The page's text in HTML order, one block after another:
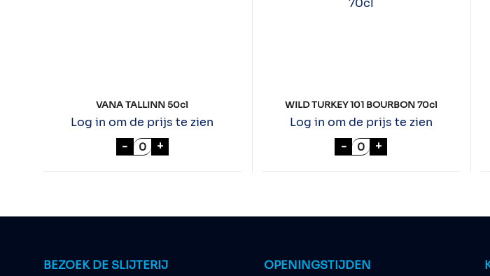
VANA TALLINN 50cl
Log in om de prijs te zien
- VANA TALLINN 50cl aantal
+
WILD TURKEY 101 BOURBON 70cl
Log in om de prijs te zien
- WILD TURKEY 101
+
BEZOEK DE SLIJTERIJ OPENINGSTIJDEN